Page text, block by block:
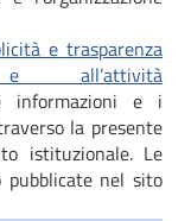
e trasparenza
e all’attività
e i
la presente
istituzionale. Le
pubblicate nel sito